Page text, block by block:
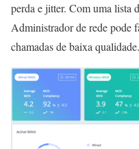
perda e jitter. Com uma lista
Administrador de rede pode
chamadas de baixa qualidade.